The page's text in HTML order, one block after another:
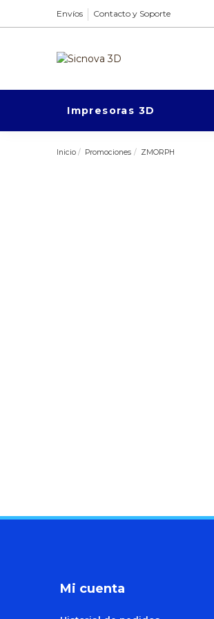
Envíos Contacto y Soporte
Impresoras 3D
Inicio Promociones ZMORPH
Mi cuenta